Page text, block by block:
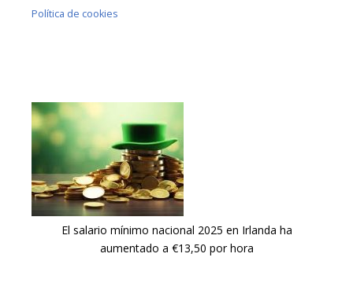
Política de cookies
El salario mínimo nacional 2025 en Irlanda ha
aumentado a €13,50 por hora